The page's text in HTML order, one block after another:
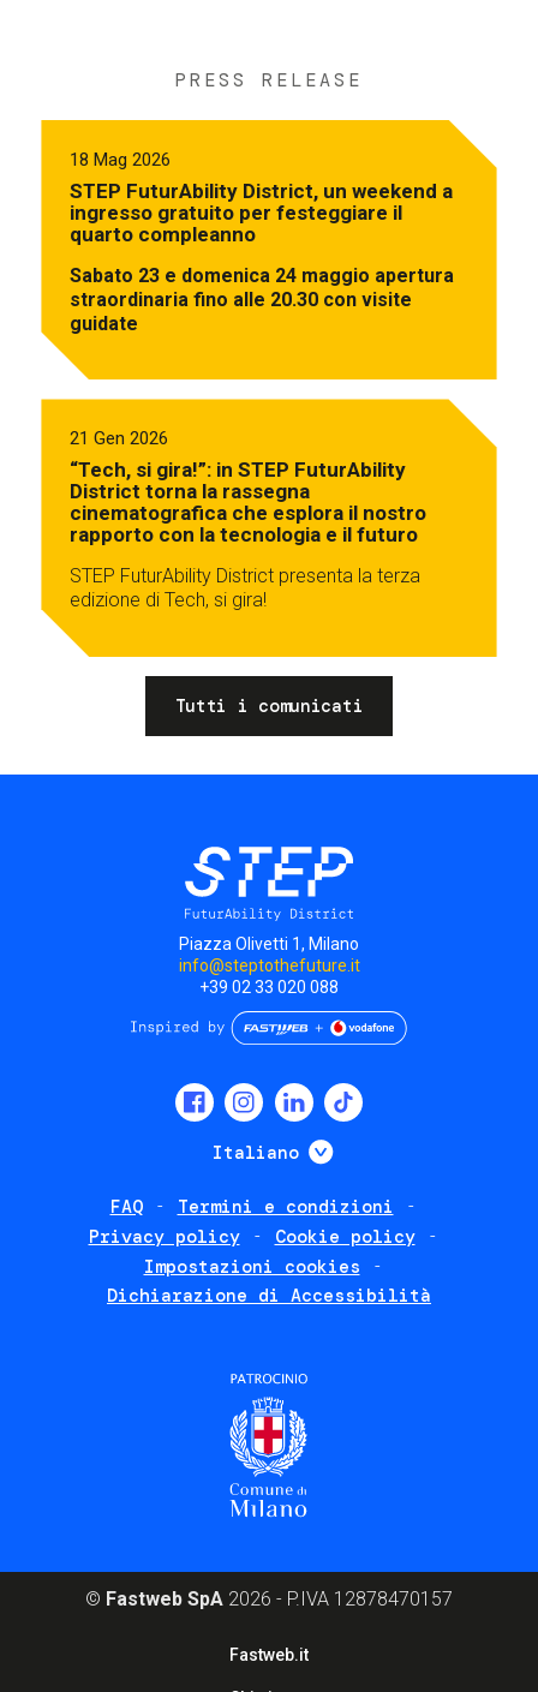
PRESS RELEASE
18 Mag 2026
STEP FuturAbility District, un weekend a
ingresso gratuito per festeggiare il
quarto compleanno
Sabato 23 e domenica 24 maggio apertura
straordinaria fino alle 20.30 con visite
guidate
21 Gen 2026
“Tech, si gira!”: in STEP FuturAbility
District torna la rassegna
cinematografica che esplora il nostro
rapporto con la tecnologia e il futuro
STEP FuturAbility District presenta la terza
edizione di Tech, si gira!
Tutti i comunicati
Piazza Olivetti 1, Milano
info@steptothefuture.it
+39 02 33 020 088
Italiano Mostra ulteriori
FAQ
Termini e condizioni
Privacy policy
Cookie policy
Impostazioni cookies
Dichiarazione di Accessibilità
© Fastweb SpA 2026 - P.IVA 12878470157
Fastweb.it